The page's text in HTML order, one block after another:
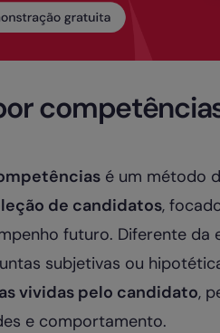
é um método
de candidatos,
futuro. Diferente
subjetivas ou
vividas pelo candidato,
e comportamento.